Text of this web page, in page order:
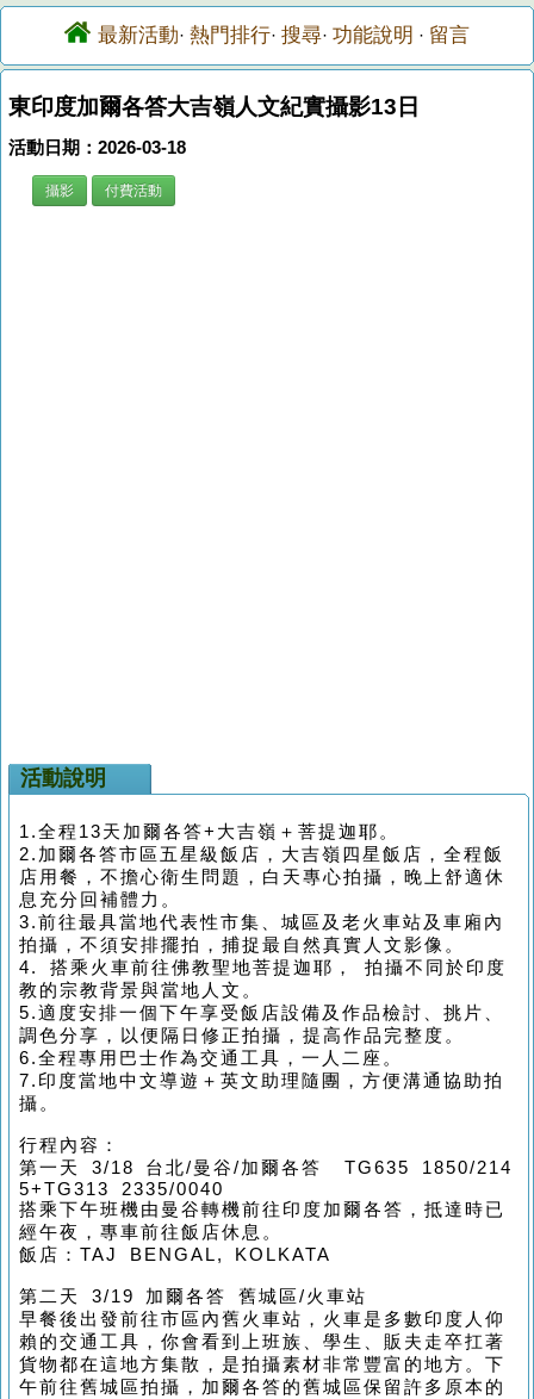
最新活動· 熱門排行· 搜尋· 功能說明 · 留言
東印度加爾各答大吉嶺人文紀實攝影13日
活動日期：2026-03-18
攝影 付費活動
活動說明
1.全程13天加爾各答+大吉嶺＋菩提迦耶。
2.加爾各答市區五星級飯店，大吉嶺四星飯店，全程飯
店用餐，不擔心衛生問題，白天專心拍攝，晚上舒適休
息充分回補體力。
3.前往最具當地代表性市集、城區及老火車站及車廂內
拍攝，不須安排擺拍，捕捉最自然真實人文影像。
4. 搭乘火車前往佛教聖地菩提迦耶， 拍攝不同於印度
教的宗教背景與當地人文。
5.適度安排一個下午享受飯店設備及作品檢討、挑片、
調色分享，以便隔日修正拍攝，提高作品完整度。
6.全程專用巴士作為交通工具，一人二座。
7.印度當地中文導遊＋英文助理隨團，方便溝通協助拍
攝。
行程內容：
第一天 3/18 台北/曼谷/加爾各答 TG635 1850/214
5+TG313 2335/0040
搭乘下午班機由曼谷轉機前往印度加爾各答，抵達時已
經午夜，專車前往飯店休息。
飯店：TAJ BENGAL, KOLKATA
第二天 3/19 加爾各答 舊城區/火車站
早餐後出發前往市區內舊火車站，火車是多數印度人仰
賴的交通工具，你會看到上班族、學生、販夫走卒扛著
貨物都在這地方集散，是拍攝素材非常豐富的地方。下
午前往舊城區拍攝，加爾各答的舊城區保留許多原本的